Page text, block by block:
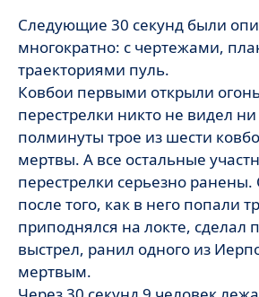
Следующие 30 секунд были
многократно: с чертежами,
траекториями пуль.
Ковбои первыми открыли
перестрелки никто не видел
полминуты трое из шести
мертвы. А все остальные
перестрелки серьезно
после того, как в него попали
приподнялся на локте, сделал
выстрел, ранил одного из
мертвым.